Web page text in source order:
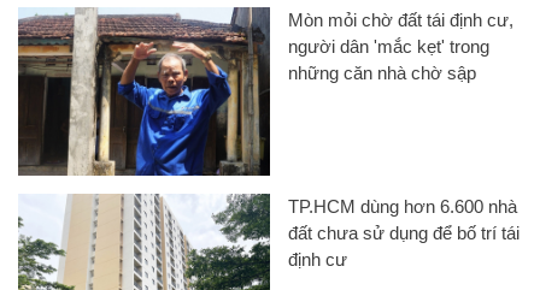
Mòn mỏi chờ đất tái định cư,
người dân 'mắc kẹt' trong
những căn nhà chờ sập
TP.HCM dùng hơn 6.600 nhà
đất chưa sử dụng để bố trí tái
định cư